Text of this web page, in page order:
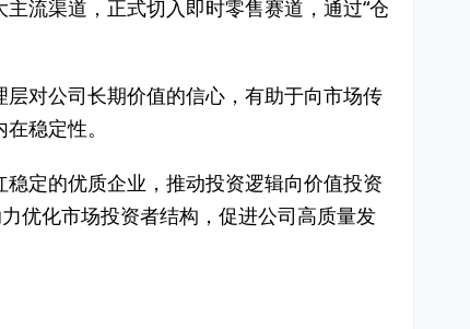
流渠道，正式切入即时零售赛道，通过“仓
对公司长期价值的信心，有助于向市场传
稳定性。
定的优质企业，推动投资逻辑向价值投资
优化市场投资者结构，促进公司高质量发